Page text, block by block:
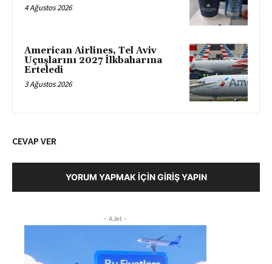
4 Ağustos 2026
American Airlines, Tel Aviv
Uçuşlarını 2027 İlkbaharına
Erteledi
3 Ağustos 2026
CEVAP VER
YORUM YAPMAK İÇIN GIRIŞ YAPIN
- AJet -